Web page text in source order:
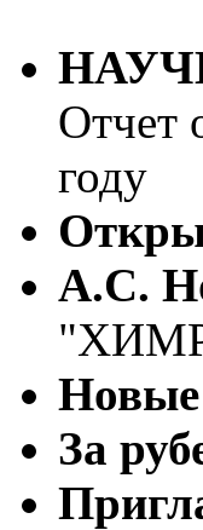
Отчет
году
А.С.
За